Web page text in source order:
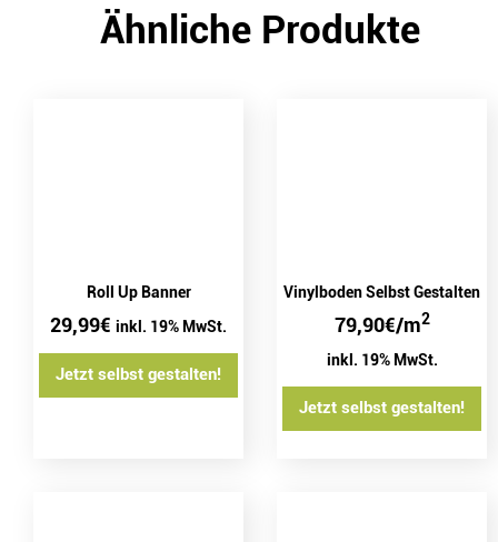
Ähnliche Produkte
Roll Up Banner
29,99€ inkl. 19% MwSt.
Jetzt selbst gestalten!
Vinylboden Selbst Gestalten
79,90€/m2
inkl. 19% MwSt.
Jetzt selbst gestalten!